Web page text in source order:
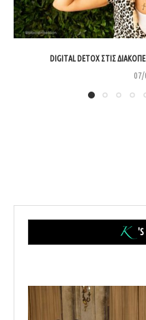
DIGITAL DETOX ΣΤΙΣ
'S